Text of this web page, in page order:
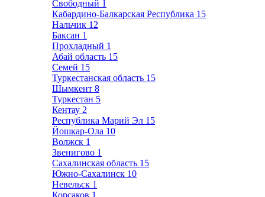
Свободный 1
Кабардино-Балкарская Республика 15
Нальчик 12
Баксан 1
Прохладный 1
Абай область 15
Семей 15
Туркестанская область 15
Шымкент 8
Туркестан 5
Кентау 2
Республика Марий Эл 15
Йошкар-Ола 10
Волжск 1
Звенигово 1
Сахалинская область 15
Южно-Сахалинск 10
Невельск 1
Корсаков 1